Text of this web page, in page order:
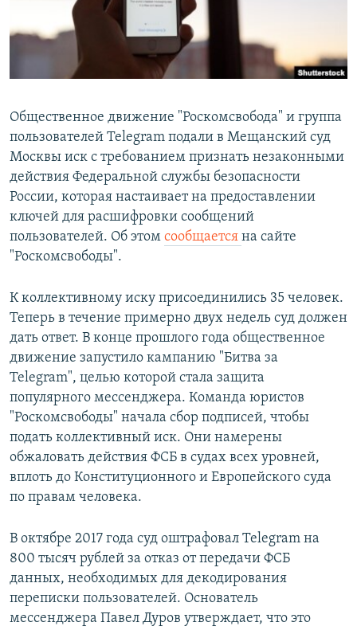
Общественное движение "Роскомсвобода" и группа
пользователей Telegram подали в Мещанский суд
Москвы иск с требованием признать незаконными
действия Федеральной службы безопасности
России, которая настаивает на предоставлении
ключей для расшифровки сообщений
пользователей. Об этом сообщается на сайте
"Роскомсвободы".
К коллективному иску присоединились 35 человек.
Теперь в течение примерно двух недель суд должен
дать ответ. В конце прошлого года общественное
движение запустило кампанию "Битва за
Telegram", целью которой стала защита
популярного мессенджера. Команда юристов
"Роскомсвободы" начала сбор подписей, чтобы
подать коллективный иск. Они намерены
обжаловать действия ФСБ в судах всех уровней,
вплоть до Конституционного и Европейского суда
по правам человека.
В октябре 2017 года суд оштрафовал Telegram на
800 тысяч рублей за отказ от передачи ФСБ
данных, необходимых для декодирования
переписки пользователей. Основатель
мессенджера Павел Дуров утверждает, что это